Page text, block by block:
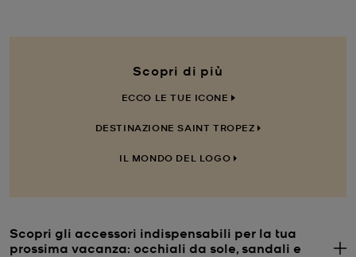
Scopri di più
ECCO LE TUE ICONE
DESTINAZIONE SAINT TROPEZ
IL MONDO DEL LOGO
Scopri gli accessori indispensabili per la tua
prossima vacanza: occhiali da sole, sandali e